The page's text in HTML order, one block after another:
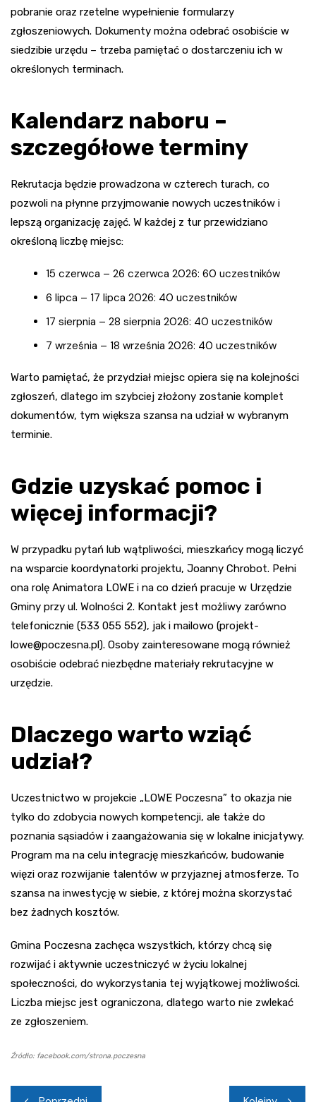
pobranie oraz rzetelne wypełnienie formularzy
zgłoszeniowych. Dokumenty można odebrać osobiście w
siedzibie urzędu – trzeba pamiętać o dostarczeniu ich w
określonych terminach.
Kalendarz naboru –
szczegółowe terminy
Rekrutacja będzie prowadzona w czterech turach, co
pozwoli na płynne przyjmowanie nowych uczestników i
lepszą organizację zajęć. W każdej z tur przewidziano
określoną liczbę miejsc:
15 czerwca – 26 czerwca 2026: 60 uczestników
6 lipca – 17 lipca 2026: 40 uczestników
17 sierpnia – 28 sierpnia 2026: 40 uczestników
7 września – 18 września 2026: 40 uczestników
Warto pamiętać, że przydział miejsc opiera się na kolejności
zgłoszeń, dlatego im szybciej złożony zostanie komplet
dokumentów, tym większa szansa na udział w wybranym
terminie.
Gdzie uzyskać pomoc i
więcej informacji?
W przypadku pytań lub wątpliwości, mieszkańcy mogą liczyć
na wsparcie koordynatorki projektu, Joanny Chrobot. Pełni
ona rolę Animatora LOWE i na co dzień pracuje w Urzędzie
Gminy przy ul. Wolności 2. Kontakt jest możliwy zarówno
telefonicznie (533 055 552), jak i mailowo (projekt-
lowe@poczesna.pl). Osoby zainteresowane mogą również
osobiście odebrać niezbędne materiały rekrutacyjne w
urzędzie.
Dlaczego warto wziąć
udział?
Uczestnictwo w projekcie „LOWE Poczesna” to okazja nie
tylko do zdobycia nowych kompetencji, ale także do
poznania sąsiadów i zaangażowania się w lokalne inicjatywy.
Program ma na celu integrację mieszkańców, budowanie
więzi oraz rozwijanie talentów w przyjaznej atmosferze. To
szansa na inwestycję w siebie, z której można skorzystać
bez żadnych kosztów.
Gmina Poczesna zachęca wszystkich, którzy chcą się
rozwijać i aktywnie uczestniczyć w życiu lokalnej
społeczności, do wykorzystania tej wyjątkowej możliwości.
Liczba miejsc jest ograniczona, dlatego warto nie zwlekać
ze zgłoszeniem.
Źródło: facebook.com/strona.poczesna